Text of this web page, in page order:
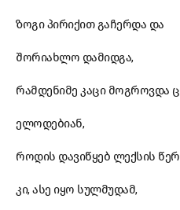
ზოგი პირიქით გაჩერდა და
შორიახლო დამიდგა,
რამდენიმე კაცი მოგროვდა
ელოდებიან,
როდის დავიწყებ ლექსის
კი, ასე იყო სულმუდამ,